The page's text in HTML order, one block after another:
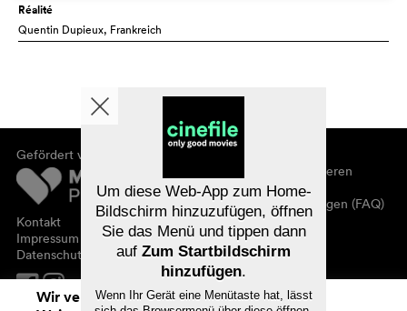
Réalité
Quentin Dupieux, Frankreich
Gefördert von
Kontakt
Impressum
Datenschutz
Registrieren/abonnieren
Newsletter
Häufig gestellte Fragen (FAQ)
Gutscheine
Wir verwenden Cookies. Mit dem
Um diese Web-App zum Home-
Bildschirm hinzuzufügen, öffnen
Sie das Menü und tippen dann
auf Zum Startbildschirm
hinzufügen.
Wenn Ihr Gerät eine Menütaste hat, lässt